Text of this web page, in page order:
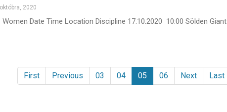
2020
Date Time Location Discipline 17.10.2020 10:00 Sölden Giant
First Previous 03 04 05 06 Next Last